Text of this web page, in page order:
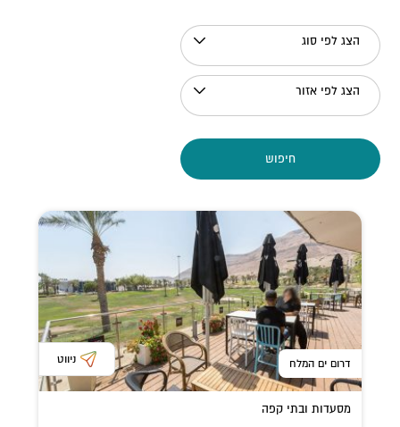
הצג לפי סוג
הצג לפי אזור
חיפוש
דרום ים המלח ניווט
מסעדות ובתי קפה